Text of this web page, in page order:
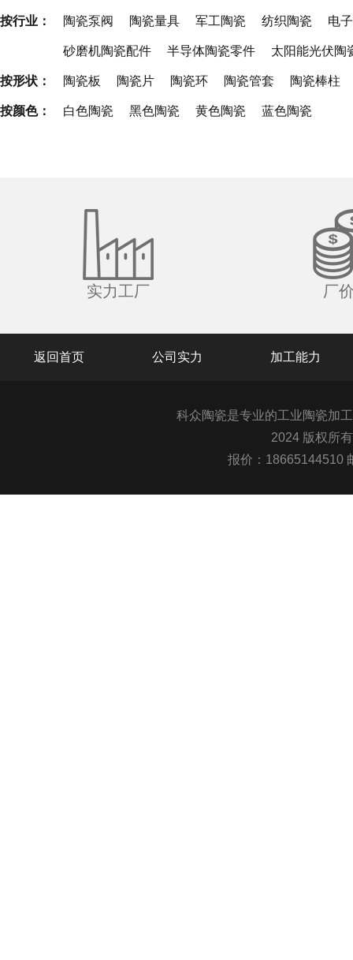
按行业： 陶瓷泵阀 陶瓷量具 军工陶瓷 纺织陶瓷 电
砂磨机陶瓷配件 半导体陶瓷零件 太阳能光伏陶
按形状： 陶瓷板 陶瓷片 陶瓷环 陶瓷管套 陶瓷棒柱
按颜色： 白色陶瓷 黑色陶瓷 黄色陶瓷 蓝色陶瓷
实力工厂 厂
返回首页 公司实力 加工能力
科众陶瓷是专业的工业陶瓷加
2024 版权所
报价：18665144510